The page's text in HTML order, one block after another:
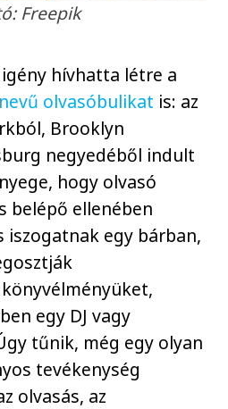
Freepik
hívhatta létre a
olvasóbulikat is: az
Brooklyn
negyedéből indult
hogy olvasó
belépő ellenében
iszogatnak egy bárban,
egy DJ vagy
tűnik, még egy olyan
tevékenység
olvasás, az